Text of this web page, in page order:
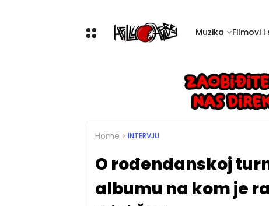
Muzika Filmovi i
Home INTERVJU
O rođendanskoj
albumu na kom je